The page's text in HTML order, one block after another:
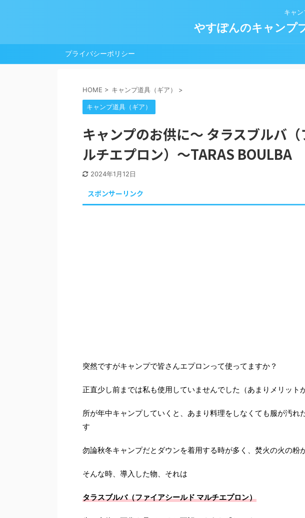
キャ
やすぽんのキャンプ
プライバシーポリシー
HOME > キャンプ道具（ギア） >
キャンプ道具（ギア）
キャンプのお供に～ タラスブルバ
ルチエプロン）～TARAS BOULBA
2024年1月12日
スポンサーリンク
突然ですがキャンプで皆さんエプロンって使ってますか？
正直少し前までは私も使用していませんでした（あまりメリット
所が年中キャンプしていくと、あまり料理をしなくても服が汚れ
す
勿論秋冬キャンプだとダウンを着用する時が多く、焚火の火の粉
そんな時、導入した物、それは
タラスブルバ（ファイアシールド マルチエプロン）